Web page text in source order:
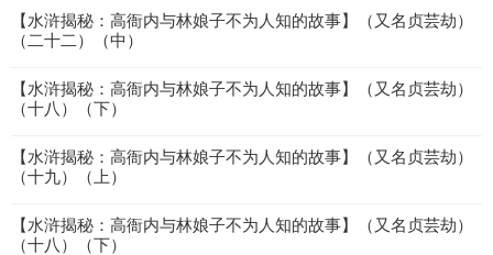
【水浒揭秘：高衙内与林娘子不为人知的故事】（又名贞芸劫）
（二十二）（中）
【水浒揭秘：高衙内与林娘子不为人知的故事】（又名贞芸劫）
（十八）（下）
【水浒揭秘：高衙内与林娘子不为人知的故事】（又名贞芸劫）
（十九）（上）
【水浒揭秘：高衙内与林娘子不为人知的故事】（又名贞芸劫）
（十八）（下）